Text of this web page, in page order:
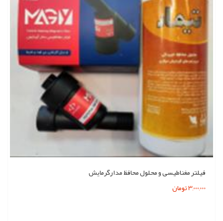
فیلتر مغناطیسی و محلول محافظ مدارگرمایش
3,000,000 تومان